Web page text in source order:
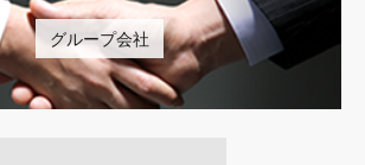
グループ会社